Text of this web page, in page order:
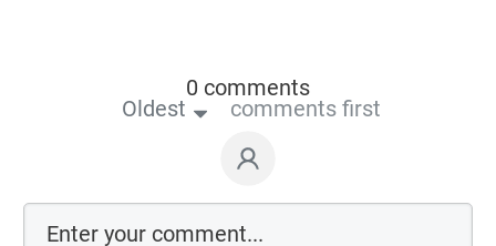
0 comments
Oldest comments first